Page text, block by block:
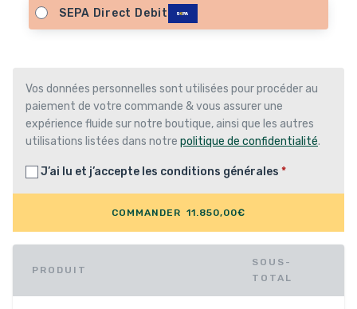
PRODUIT
SOUS-
TOTAL
SEPA Direct Debit
Vos données personnelles sont utilisées pour procéder au
paiement de votre commande & vous assurer une
expérience fluide sur notre boutique, ainsi que les autres
utilisations listées dans notre politique de confidentialité.
J’ai lu et j’accepte les conditions générales *
COMMANDER 11.850,00€